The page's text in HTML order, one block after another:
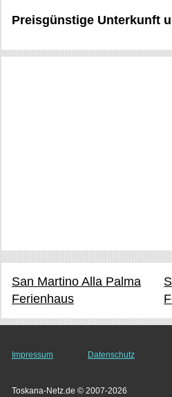
Preisgünstige Unterkunft
San Martino Alla Palma
Ferienhaus
Impressum Datenschutz
Toskana-Netz.de © 2007-2026